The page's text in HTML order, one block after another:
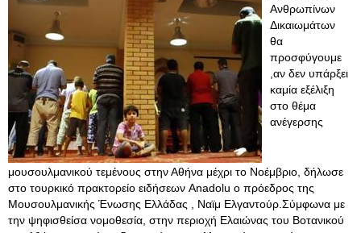
Ανθρωπίνων
Δικαιωμάτων
θα
προσφύγουμε
,αν δεν υπάρξει
καμία εξέλιξη
στο θέμα
ανέγερσης
μουσουλμανικού τεμένους στην Αθήνα μέχρι το Νοέμβριο, δήλωσε
στο τουρκικό πρακτορείο ειδήσεων Anadolu ο πρόεδρος της
Μουσουλμανικής Ένωσης Ελλάδας , Ναϊμ Ελγαντούρ.Σύμφωνα με
την ψηφισθείσα νομοθεσία, στην περιοχή Ελαιώνας του Βοτανικού